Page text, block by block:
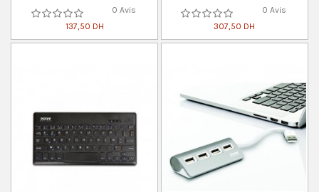
0 Avis
137,50 DH
0 Avis
307,50 DH